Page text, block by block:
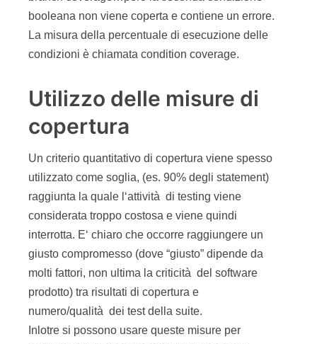
raggiunta la quale l‘attività di testing viene
considerata troppo costosa e viene quindi
interrotta. E‘ chiaro che occorre raggiungere un
molti fattori, non ultima la criticità del software
prodotto) tra risultati di copertura e
numero/qualità dei test della suite.
valutare l‘efficacia di una fase preliminare di
testing funzionale e per capire se questa ha
lasciato scoperte (non esercitandole) alcune
strutture del programma.
Esempio
I concetti descritti in questo articolo sono stati
provati tramite il tool OpenSource di misura della
copertura “Emma”, uno dei tanti disponibili